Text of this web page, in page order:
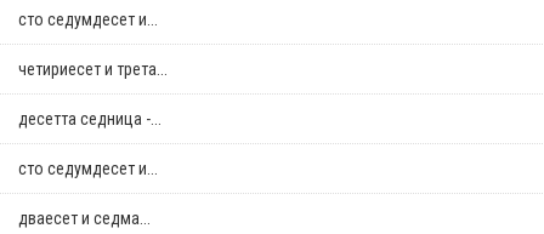
сто седумдесет и...
четириесет и трета...
десетта седница -...
сто седумдесет и...
дваесет и седма...